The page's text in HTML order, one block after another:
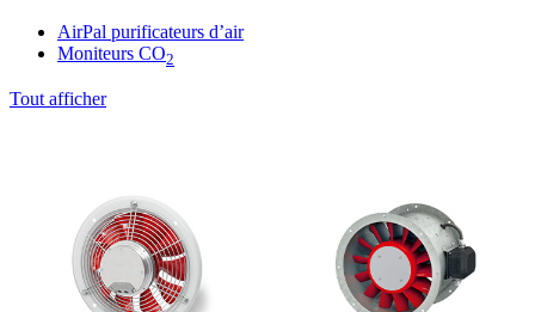
AirPal purificateurs d’air
Moniteurs CO2
Tout afficher